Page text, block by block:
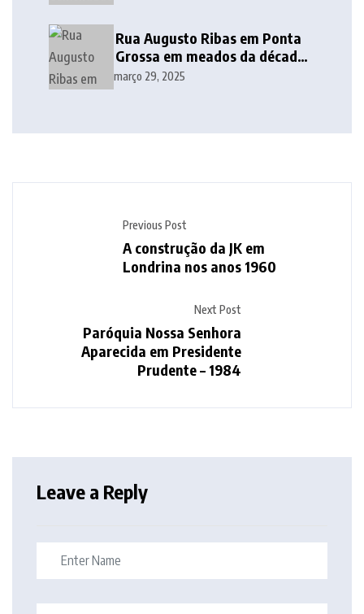
Rua Augusto Ribas em Ponta
Grossa em meados da década
de 1940
março 29, 2025
Previous Post
A construção da JK em
Londrina nos anos 1960
Next Post
Paróquia Nossa Senhora
Aparecida em Presidente
Prudente – 1984
Leave a Reply